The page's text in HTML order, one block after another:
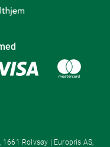
Rolvsøy | Europris AS,